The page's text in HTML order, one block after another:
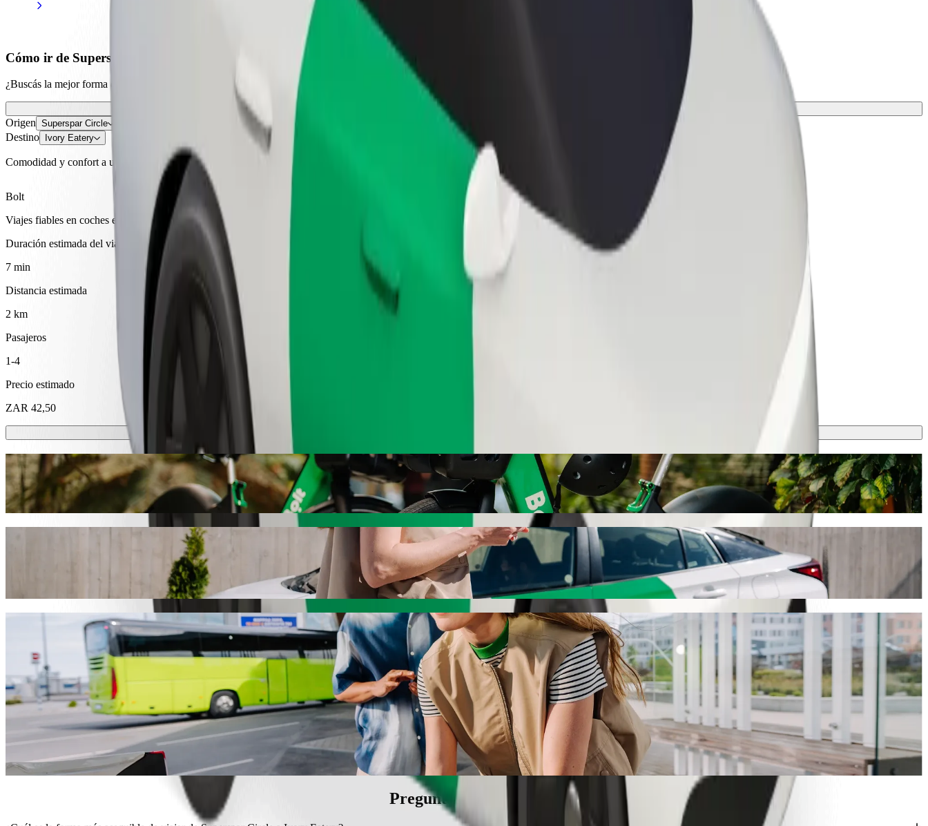
Cómo ir de Superspar Circle a Ivory Eatery
¿Buscás la mejor forma de ir de Superspar Circle a Ivory Eatery? Explorá nuestros servicios y encontrá la opción perfecta para tu viaje.
Descargá la app de Bolt
Origen Superspar Circle
Destino Ivory Eatery
Comodidad y confort a un botón de distancia
Bolt
Viajes fiables en coches estándar de tamaño medio.
Duración estimada del viaje
7 min
Distancia estimada
2 km
Pasajeros
1-4
Precio estimado
ZAR 42,50
Patinetes o bicis eléctricos
Movilizate por Mthatha en scooters o bicicletas eléctricas
Descargar la app de Bolt
Andá de Superspar Circle a Ivory Eatery con el servicio de viajes de Bolt
Te recomendamos que elijas el servicio de viajes de Bolt si buscás el mejor precio para ir a Ivory Eatery. Con Bolt, el viaje suele durar 7 min y cuesta aproximadamente ZAR 38,90 ZAR. Sea cual sea la ocasión,
encontraremos el vehículo perfecto para vos.
Servicios de Bolt para ir de Superspar Circle a Ivory Eatery
¿Mucho equipaje? Elegí nuestras camionetas XL para hasta 6 personas.
¿Necesitás llegar con estilo? Probá los autos premium de Bolt.
¿Viajás con niños? Pedí un viaje con sillita infantil.
¿Tu mascota va con vos? Probá nuestros viajes pet-friendly.
¿Necesitás ayuda extra? Nuestra categoría Assist ofrece vehículos accesibles para sillas de ruedas (WAV).
¿Viajes asequibles? Disfrutá de autos compactos a un precio más bajo con Bolt basic.
Descargar la app de Bolt
Preguntas frecuentes